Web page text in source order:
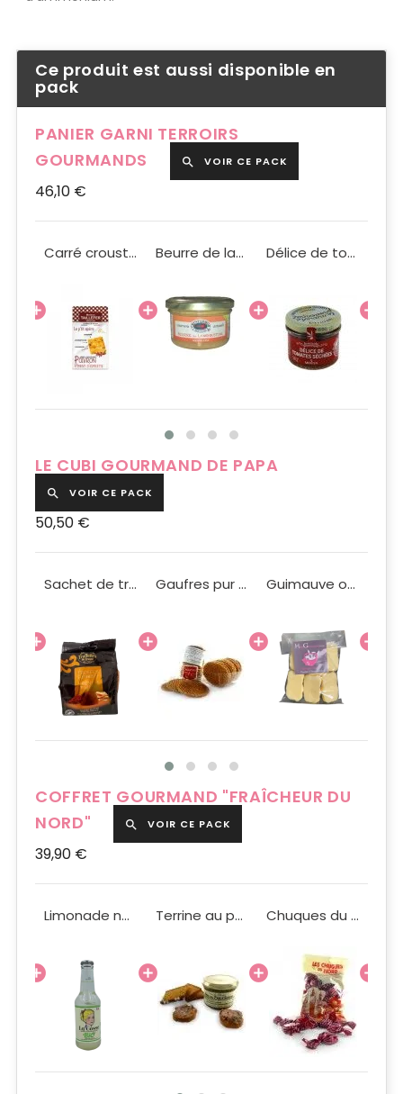
Ce produit est aussi disponible en
pack
PANIER GARNI TERROIRS
GOURMANDS
 VOIR CE PACK
46,10 €
Carré croustillant poivron piment d'Espelette 97g BIO Beurre de langoustine 90g Délice de tomates séchées Méditea 90g
LE CUBI GOURMAND DE PAPA
 VOIR CE PACK
50,50 €
Sachet de truffes aux éclats de caramel 150g Gaufres pur beurre artisanales 150g Guimauve ourson blanc 100g
COFFRET GOURMAND "FRAÎCHEUR DU
NORD"
 VOIR CE PACK
39,90 €
Limonade nature Bio La Gosse 25cl Terrine au pain d'épices 200g Chuques du Nord 150g